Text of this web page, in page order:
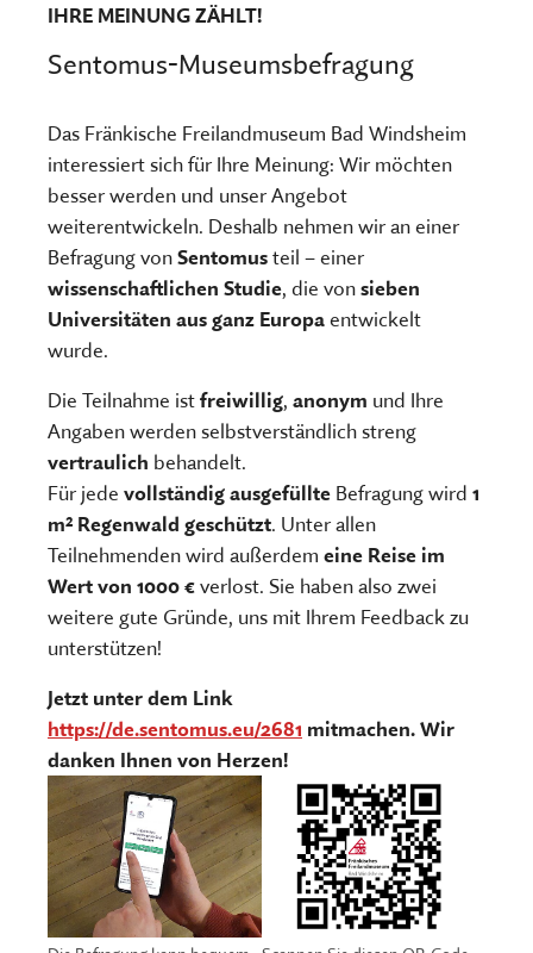
Sentomus-Museumsbefragung
IHRE MEINUNG ZÄHLT!
Das Fränkische Freilandmuseum Bad Windsheim
interessiert sich für Ihre Meinung: Wir möchten
besser werden und unser Angebot
weiterentwickeln. Deshalb nehmen wir an einer
Befragung vonSentomusteil – einer
wissenschaftlichen Studie, die vonsieben
Universitäten aus ganz Europaentwickelt
wurde.
Die Teilnahme istfreiwillig, anonym und Ihre
Angaben werden selbstverständlich streng
vertraulich behandelt.
Für jede vollständig ausgefüllte Befragung wird 1
m² Regenwald geschützt. Unter allen
Teilnehmenden wird außerdem eine Reise im
Wert von 1000 €verlost. Sie haben also zwei
weitere gute Gründe, uns mit Ihrem Feedback zu
unterstützen!
Jetzt unter dem Link
https://de.sentomus.eu/2681 mitmachen. Wir
danken Ihnen von Herzen!